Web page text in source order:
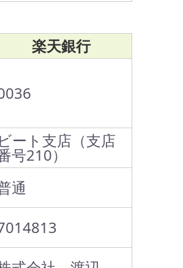
楽天銀行
ビート支店（支店
号210）
通